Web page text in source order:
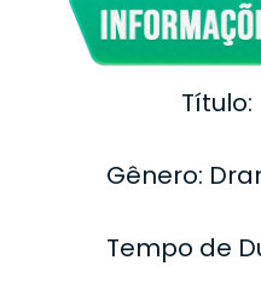
Título:
Gênero:
Tempo de